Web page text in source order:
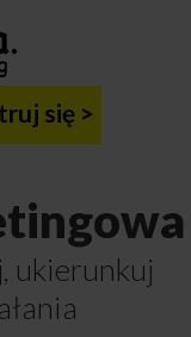
się >
ukierunkuj